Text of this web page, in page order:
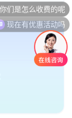
现在有优惠活动吗